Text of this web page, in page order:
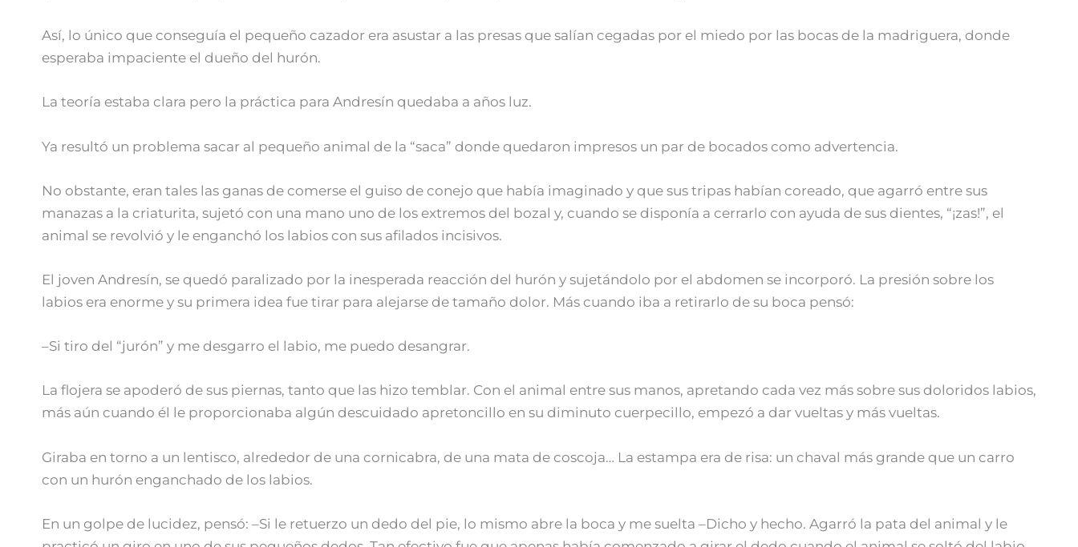
Así, lo único que conseguía el pequeño cazador era asustar a las presas que salían cegadas por el miedo por las bocas de la madriguera, donde
esperaba impaciente el dueño del hurón.
La teoría estaba clara pero la práctica para Andresín quedaba a años luz.
Ya resultó un problema sacar al pequeño animal de la “saca” donde quedaron impresos un par de bocados como advertencia.
No obstante, eran tales las ganas de comerse el guiso de conejo que había imaginado y que sus tripas habían coreado, que agarró entre sus
manazas a la criaturita, sujetó con una mano uno de los extremos del bozal y, cuando se disponía a cerrarlo con ayuda de sus dientes, “¡zas!”, el
animal se revolvió y le enganchó los labios con sus afilados incisivos.
El joven Andresín, se quedó paralizado por la inesperada reacción del hurón y sujetándolo por el abdomen se incorporó. La presión sobre los
labios era enorme y su primera idea fue tirar para alejarse de tamaño dolor. Más cuando iba a retirarlo de su boca pensó:
–Si tiro del “jurón” y me desgarro el labio, me puedo desangrar.
La flojera se apoderó de sus piernas, tanto que las hizo temblar. Con el animal entre sus manos, apretando cada vez más sobre sus doloridos labios,
más aún cuando él le proporcionaba algún descuidado apretoncillo en su diminuto cuerpecillo, empezó a dar vueltas y más vueltas.
Giraba en torno a un lentisco, alrededor de una cornicabra, de una mata de coscoja… La estampa era de risa: un chaval más grande que un carro
con un hurón enganchado de los labios.
En un golpe de lucidez, pensó: –Si le retuerzo un dedo del pie, lo mismo abre la boca y me suelta –Dicho y hecho. Agarró la pata del animal y le